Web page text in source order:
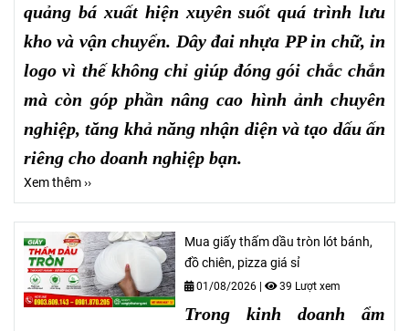
quảng bá xuất hiện xuyên suốt quá trình lưu
kho và vận chuyển. Dây đai nhựa PP in chữ, in
logo vì thế không chỉ giúp đóng gói chắc chắn
mà còn góp phần nâng cao hình ảnh chuyên
nghiệp, tăng khả năng nhận diện và tạo dấu ấn
riêng cho doanh nghiệp bạn.
Xem thêm ››
Mua giấy thấm dầu tròn lót bánh,
đồ chiên, pizza giá sỉ
01/08/2026 | 39 Lượt xem
Trong kinh doanh ẩm